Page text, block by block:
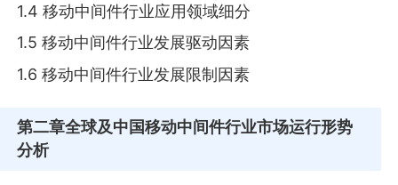
1.4 移动中间件行业应用领域细分
1.5 移动中间件行业发展驱动因素
1.6 移动中间件行业发展限制因素
第二章全球及中国移动中间件行业市场运行形势
分析